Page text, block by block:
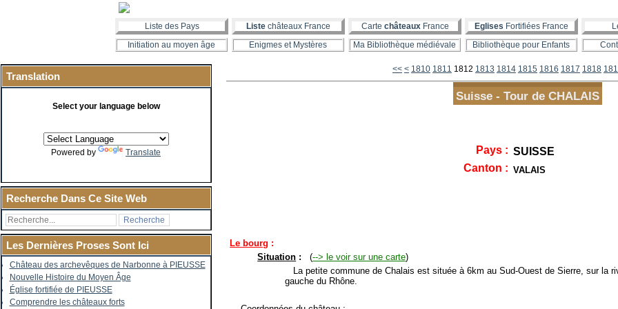
Liste des Pays Liste châteaux France Carte châteauxFrance Eglises Fortifiées France
Initiation au moyen âge
Enigmes et Mystères Ma Bibliothèque médiévale Bibliothèque pour Enfants
Translation
Select your language below
Powered by Translate
Recherche Dans Ce Site Web
Les Dernières Proses Sont Ici
Château des archevêques de Narbonne à PIEUSSE
Nouvelle Histoire du Moyen Âge
Église fortifiée de PIEUSSE
Comprendre les châteaux forts
<< < 1800
1810 1811 1812 1813 1814 1815 1816 1817 1818
Suisse - Tour de CHALAIS
Pays : SUISSE
Canton : VALAIS
Le bourg :
Situation : (--> le voir sur une carte)
La petite commune de Chalais est située à 6km au Sud-Ouest de Sierre, sur la
gauche du Rhône.